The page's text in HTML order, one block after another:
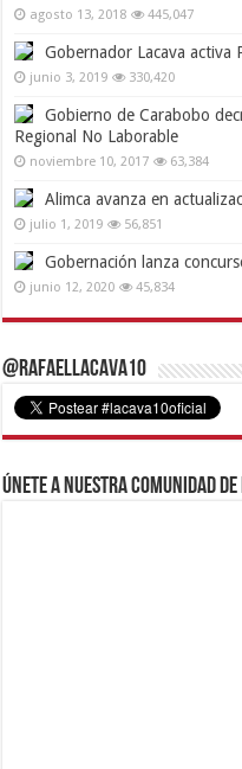
agosto 13, 2018 445,047
Gobernador Lacava activa
junio 3, 2019 330,420
Gobierno de Carabobo
Regional No Laborable
noviembre 10, 2017 63,384
Alimca avanza en
julio 1, 2019 56,851
Gobernación lanza
junio 12, 2020 45,834
@RafaelLacava10
Únete a nuestra comunidad de